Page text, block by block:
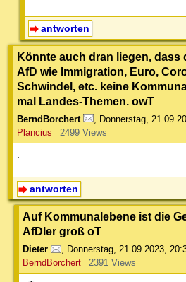
antworten
Könnte auch dran liegen, dass
AfD wie Immigration, Euro,
Schwindel, etc. keine
mal Landes-Themen. owT
BerndBorchert Donnerstag,
Plancius
2499 Views
antworten
Auf Kommunalebene ist die
AfDler groß oT
Dieter , Donnerstag, 21.09.2023,
BerndBorchert
2391 Views